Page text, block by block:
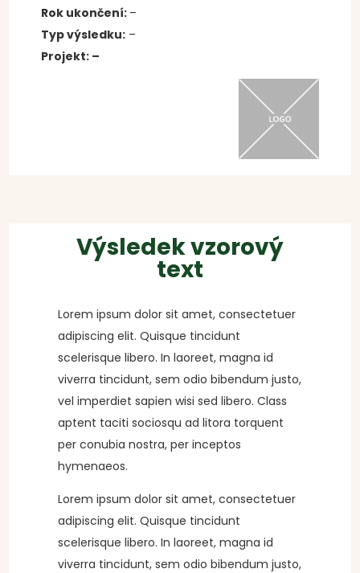
Rok ukončení: –
Typ výsledku: –
Projekt: –
Výsledek vzorový
text
Lorem ipsum dolor sit amet, consectetuer
adipiscing elit. Quisque tincidunt
scelerisque libero. In laoreet, magna id
viverra tincidunt, sem odio bibendum justo,
vel imperdiet sapien wisi sed libero. Class
aptent taciti sociosqu ad litora torquent
per conubia nostra, per inceptos
hymenaeos.
Lorem ipsum dolor sit amet, consectetuer
adipiscing elit. Quisque tincidunt
scelerisque libero. In laoreet, magna id
viverra tincidunt, sem odio bibendum justo,